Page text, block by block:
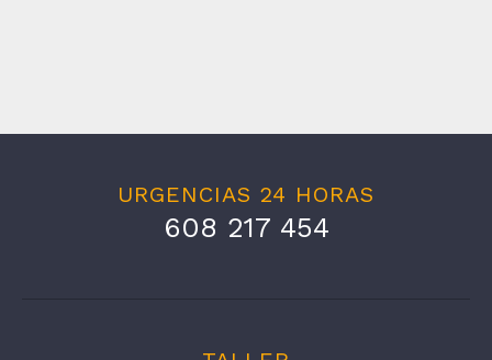
URGENCIAS 24 HORAS
608 217 454